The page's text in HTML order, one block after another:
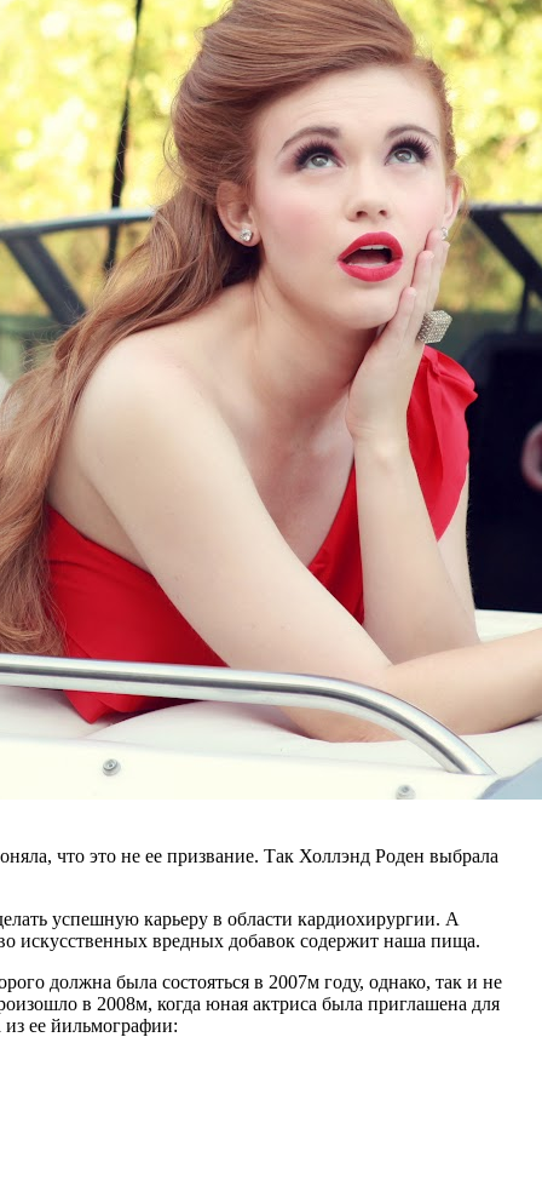
что это не ее призвание. Так Холлэнд Роден выбрала
успешную карьеру в области кардиохирургии. А
искусственных вредных добавок содержит наша пища.
должна была состояться в 2007м году, однако, так и не
в 2008м, когда юная актриса была приглашена для
ее йильмографии: